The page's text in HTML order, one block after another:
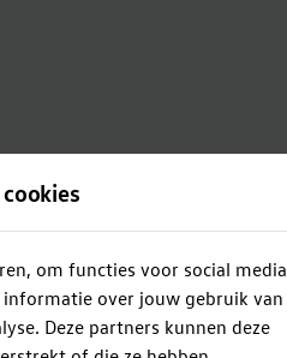
om functies voor social media
over jouw gebruik van
Deze partners kunnen deze